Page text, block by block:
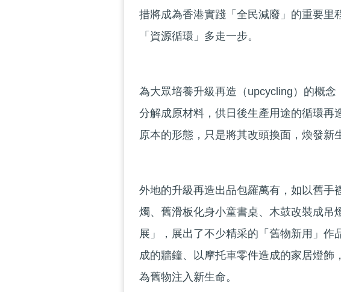
措將成為香港實踐「全民減廢」的重要里
「資源循環」多走一步。
為大眾培養升級再造（upcycling）的概
分解成原材料，供日後生產用途的循環再
原本的形態，只是將其改頭換面，煥發新
外地的升級再造出品包羅萬有，如以舊手
燭、舊滑板化身小童書桌、木鼓改裝成吊
展」，展出了不少精采的「舊物新用」
成的牆鐘、以摩托車零件造成的家居燈飾
為舊物注入新生命。